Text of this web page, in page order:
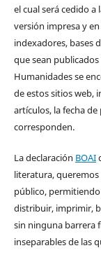
el cual será cedido
versión impresa y
indexadores, bases
que sean publicados
Humanidades se
de estos sitios web,
artículos, la fecha
corresponden.
La declaración BOAI
literatura,
público,
distribuir, imprimir,
sin ninguna barrera
inseparables de las